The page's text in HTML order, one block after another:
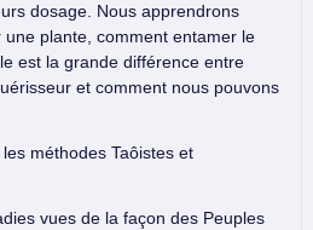
dosage. Nous apprendrons
plante, comment entamer le
est la grande différence entre
et comment nous pouvons
méthodes Taôistes et
vues de la façon des Peuples